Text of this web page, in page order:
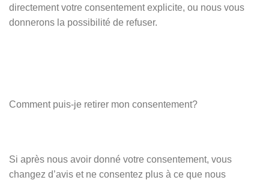
directement votre consentement explicite, ou nous vous
donnerons la possibilité de refuser.
Comment puis-je retirer mon consentement?
Si après nous avoir donné votre consentement, vous
changez d’avis et ne consentez plus à ce que nous